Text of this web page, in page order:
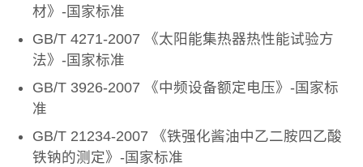
材》-国家标准
GB/T 4271-2007 《太阳能集热器热性能试验方
法》-国家标准
GB/T 3926-2007 《中频设备额定电压》-国家标
准
GB/T 21234-2007 《铁强化酱油中乙二胺四乙酸
铁钠的测定》-国家标准